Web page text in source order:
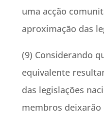
uma acção
aproximação das
(9) Considerando
equivalente
das legislações
membros